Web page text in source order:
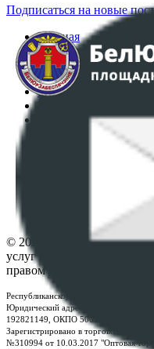
Подписаться на новые
Главная
Аукционы
Интернет-магазин
Регламент
Политика в
ПОЛОЖЕНИЕ О
Настройки cookie-
© 2026 Республиканское
услуг
правом
Республиканское унитарное
Юридический адрес: г. Минск, пр-т.
192821149, ОКПО 500111895000
Зарегистрировано в торговом реестре
№310994 от 10.03.2017 "Оптовая